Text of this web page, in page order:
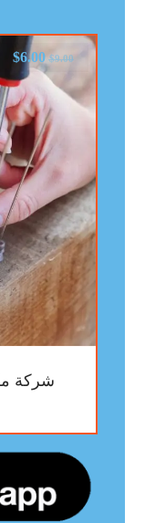
شركة
$9.00
$6.00